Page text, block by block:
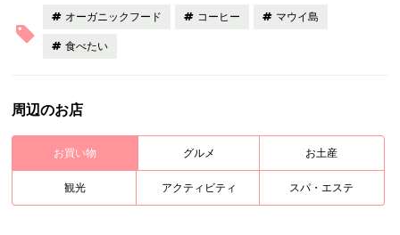
オーガニックフード コーヒー マウイ島
食べたい
周辺のお店
お買い物 グルメ お土産
観光 アクティビティ スパ・エステ